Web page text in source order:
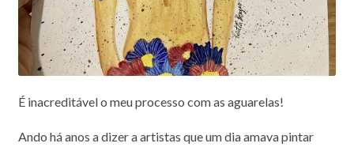
É inacreditável o meu processo com as aguarelas!
Ando há anos a dizer a artistas que um dia amava pintar